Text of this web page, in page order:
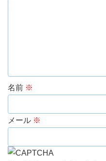
名前 ※
メール ※